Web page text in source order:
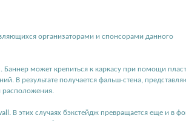
организаторами и спонсорами данного
Баннер может крепиться к каркасу при помощи
В результате получается фальш-стена,
расположения.
В этих случаях бэкстейдж превращается еще и в